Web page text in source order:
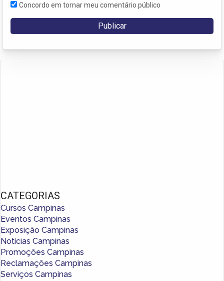
Concordo em tornar meu comentário público
CATEGORIAS
Cursos Campinas
Eventos Campinas
Exposição Campinas
Notícias Campinas
Promoções Campinas
Reclamações Campinas
Serviços Campinas